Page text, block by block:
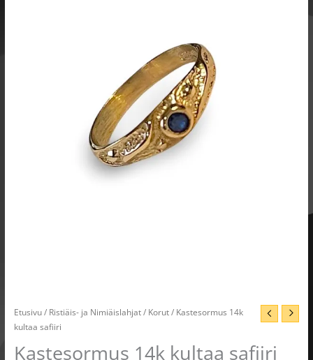
Etusivu/ Ristiäis- ja Nimiäislahjat/ Korut/ Kastesormus 14k
kultaa safiiri
Kastesormus 14k kultaa safiiri